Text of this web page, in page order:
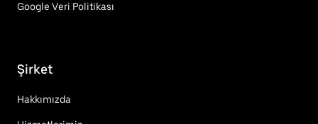
Google Veri Politikası
Şirket
Hakkımızda